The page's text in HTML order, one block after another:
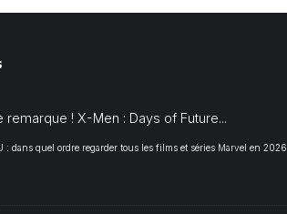
remarque ! X-Men : Days of Future...
: dans quel ordre regarder tous les films et séries Marvel en 2026